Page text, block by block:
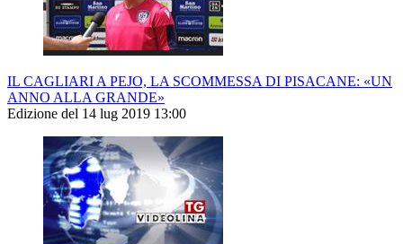
IL CAGLIARI A PEJO, LA SCOMMESSA DI PISACANE: «UN
ANNO ALLA GRANDE»
Edizione del 14 lug 2019 13:00